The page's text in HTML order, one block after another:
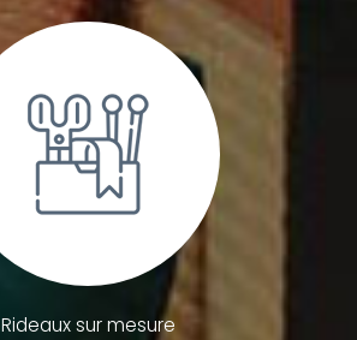
Rideaux sur mesure